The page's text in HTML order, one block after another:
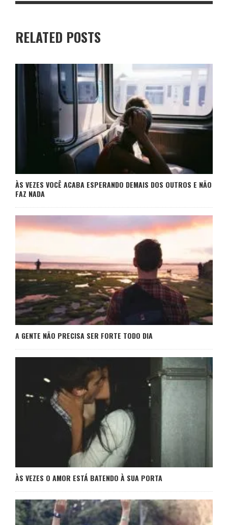
RELATED POSTS
ÀS VEZES VOCÊ ACABA ESPERANDO DEMAIS DOS OUTROS E NÃO
FAZ NADA
A GENTE NÃO PRECISA SER FORTE TODO DIA
ÀS VEZES O AMOR ESTÁ BATENDO À SUA PORTA